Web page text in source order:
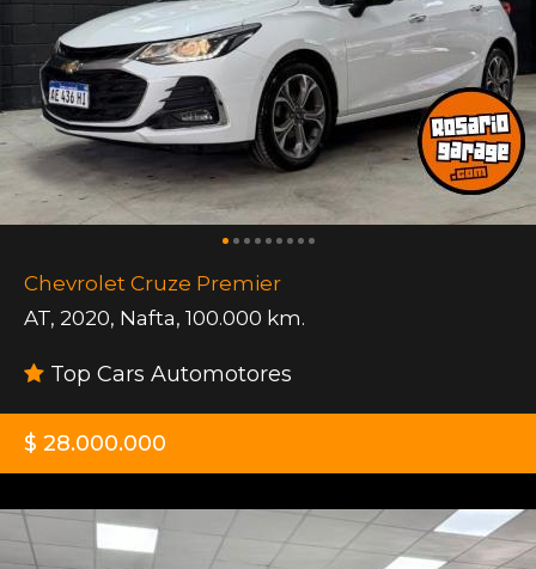
Chevrolet Cruze Premier
AT, 2020, Nafta, 100.000 km.
Top Cars Automotores
$ 28.000.000